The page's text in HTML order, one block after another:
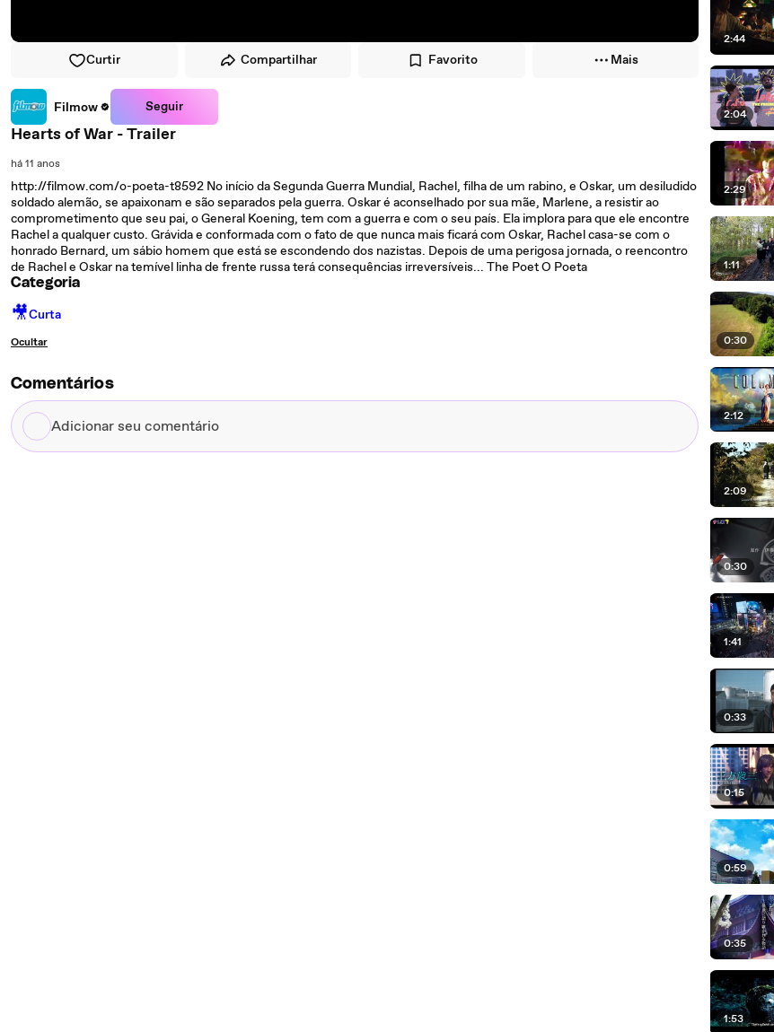
Curtir Compartilhar Favorito Mais
Filmow Seguir
Hearts of War - Trailer
há 11 anos
http://filmow.com/o-poeta-t8592 No início da Segunda Guerra Mundial, Rachel, filha de um rabino, e Oskar, um desiludido
soldado alemão, se apaixonam e são separados pela guerra. Oskar é aconselhado por sua mãe, Marlene, a resistir ao
comprometimento que seu pai, o General Koening, tem com a guerra e com o seu país. Ela implora para que ele encontre
Rachel a qualquer custo. Grávida e conformada com o fato de que nunca mais ficará com Oskar, Rachel casa-se com o
honrado Bernard, um sábio homem que está se escondendo dos nazistas. Depois de uma perigosa jornada, o reencontro
de Rachel e Oskar na temível linha de frente russa terá consequências irreversíveis... The Poet O Poeta
Categoria
🎥Curta
Ocultar
Comentários
Adicionar
seu
2:44
2:04
2:29
1:11
0:30
2:12
2:09
0:30
1:41
0:33
0:15
0:59
0:35
1:53